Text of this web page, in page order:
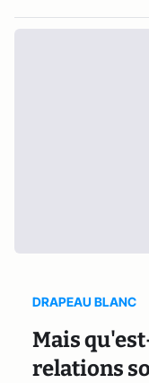
DRAPEAU BLANC
Mais
relations